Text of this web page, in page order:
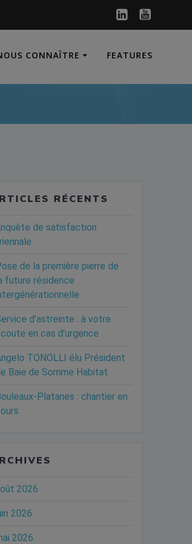
CONNAÎTRE FEATURES
RÉCENTS
de satisfaction
de la première pierre de
future résidence
d’astreinte : à votre
en cas d’urgence
TONOLLI élu Président
Baie de Somme Habitat
Platanes : chantier en
2026
2026
2026